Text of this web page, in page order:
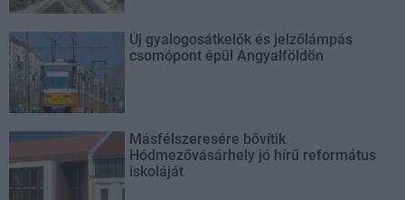
Új gyalogosátkelők és jelzőlámpás
csomópont épül Angyalföldön
Másfélszeresére bővítik
Hódmezővásárhely jó hírű református
iskoláját